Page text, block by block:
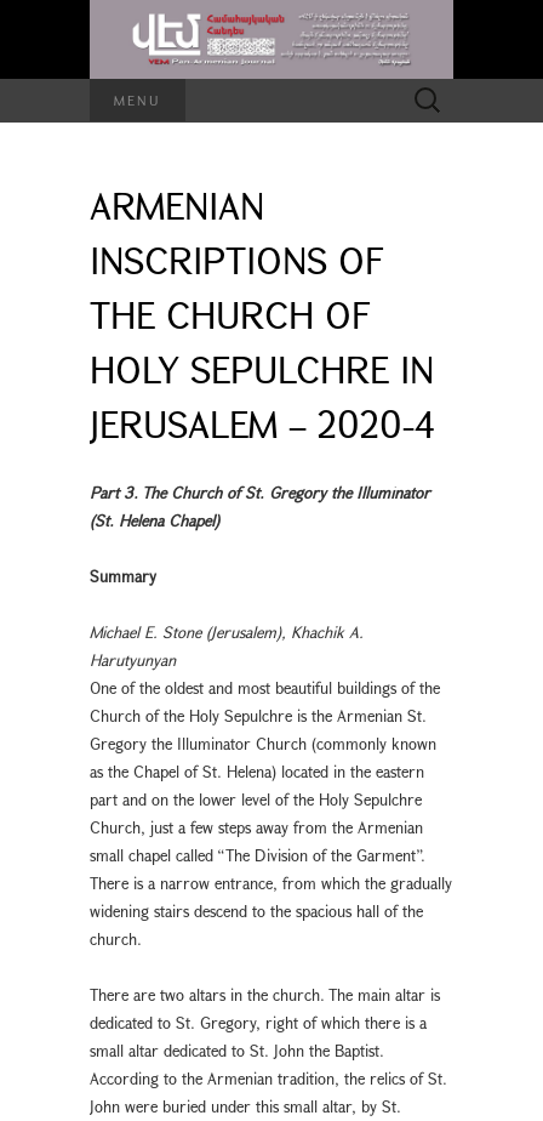
MENU
Search
for:
ARMENIAN
INSCRIPTIONS OF
THE CHURCH OF
HOLY SEPULCHRE IN
JERUSALEM – 2020-4
Part 3. The Church of St. Gregory the Illuminator
(St. Helena Chapel)
Summary
Michael E. Stone (Jerusalem), Khachik A.
Harutyunyan
One of the oldest and most beautiful buildings of the
Church of the Holy Sepulchre is the Armenian St.
Gregory the Illuminator Church (commonly known
as the Chapel of St. Helena) located in the eastern
part and on the lower level of the Holy Sepulchre
Church, just a few steps away from the Armenian
small chapel called “The Division of the Garment”.
There is a narrow entrance, from which the gradually
widening stairs descend to the spacious hall of the
church.
There are two altars in the church. The main altar is
dedicated to St. Gregory, right of which there is a
small altar dedicated to St. John the Baptist.
According to the Armenian tradition, the relics of St.
John were buried under this small altar, by St.